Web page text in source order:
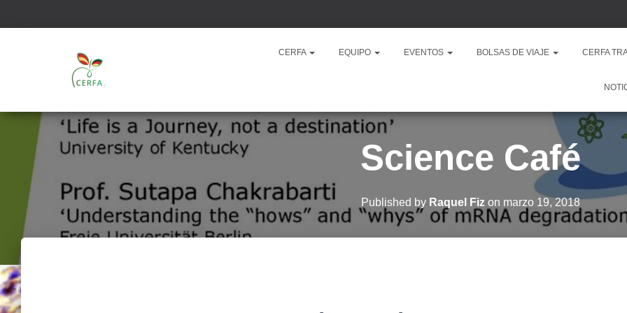
CERFA EQUIPO EVENTOS BOLSAS DE VIAJE CERFA
Science Café
Published by Raquel Fizon marzo 19, 2018